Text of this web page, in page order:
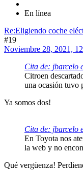
En línea
Re:Eligiendo coche
#19
Noviembre 28, 2021,
Cita de: jbarcelo
Citroen
una ocasión tuvo
Ya somos dos!
Cita de: jbarcelo
En Toyota nos
la web y no
Qué vergüenza!